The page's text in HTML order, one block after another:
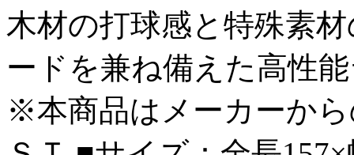
木材の打球感と特殊素
ードを兼ね備えた高性
※本商品はメーカーか